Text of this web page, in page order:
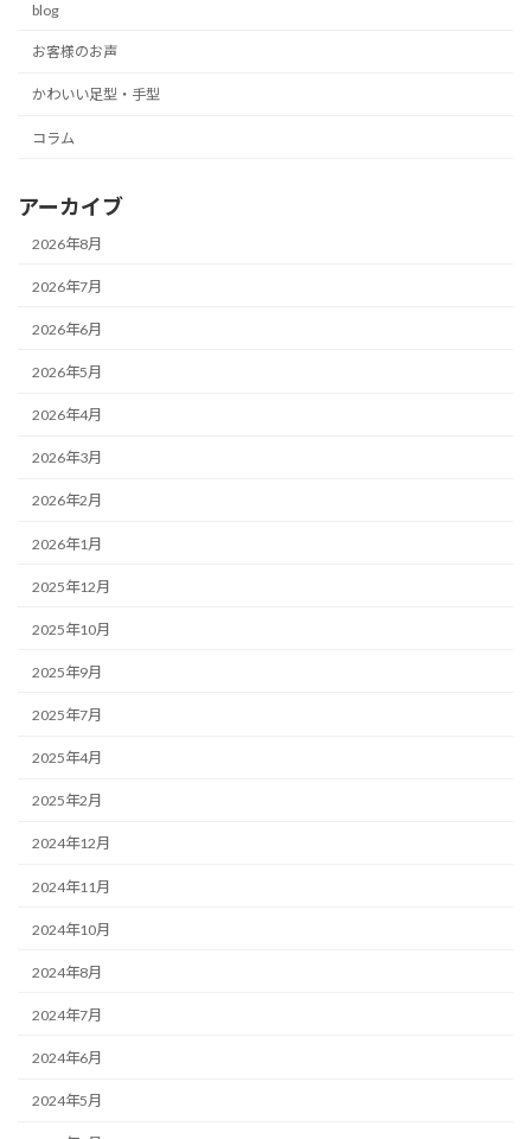
blog
お客様のお声
かわいい足型・手型
コラム
アーカイブ
2026年8月
2026年7月
2026年6月
2026年5月
2026年4月
2026年3月
2026年2月
2026年1月
2025年12月
2025年10月
2025年9月
2025年7月
2025年4月
2025年2月
2024年12月
2024年11月
2024年10月
2024年8月
2024年7月
2024年6月
2024年5月